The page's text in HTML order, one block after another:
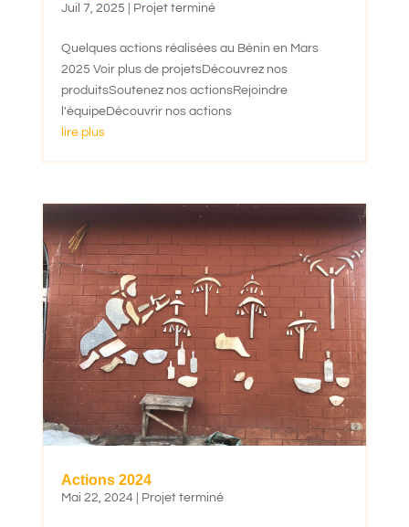
Juil 7, 2025 Projet terminé
Quelques actions réalisées au Bénin en Mars
2025 Voir plus de projetsDécouvrez nos
produitsSoutenez nos actionsRejoindre
l'équipeDécouvrir nos actions
lire plus
Actions 2024
Mai 22, 2024 Projet terminé